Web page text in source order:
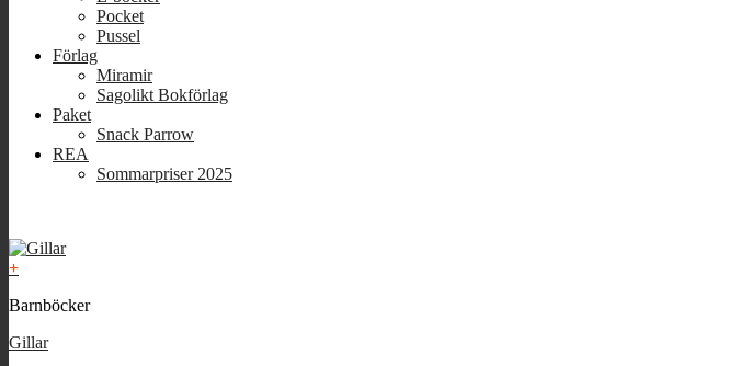
Pocket
Pussel
Förlag
Miramir
Sagolikt Bokförlag
Paket
Snack Parrow
REA
Sommarpriser 2025
+
Barnböcker
Gillar